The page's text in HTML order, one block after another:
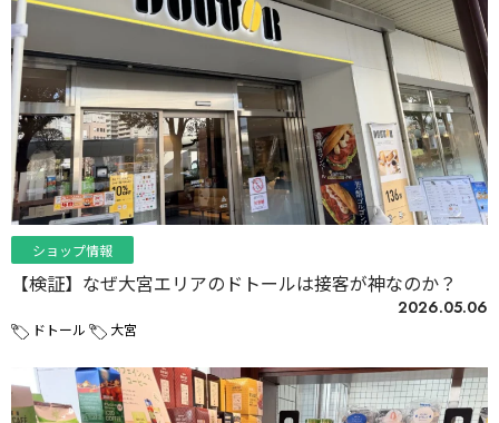
ショップ情報
【検証】なぜ大宮エリアのドトールは接客が神なのか？
2026.05.06
ドトール 大宮